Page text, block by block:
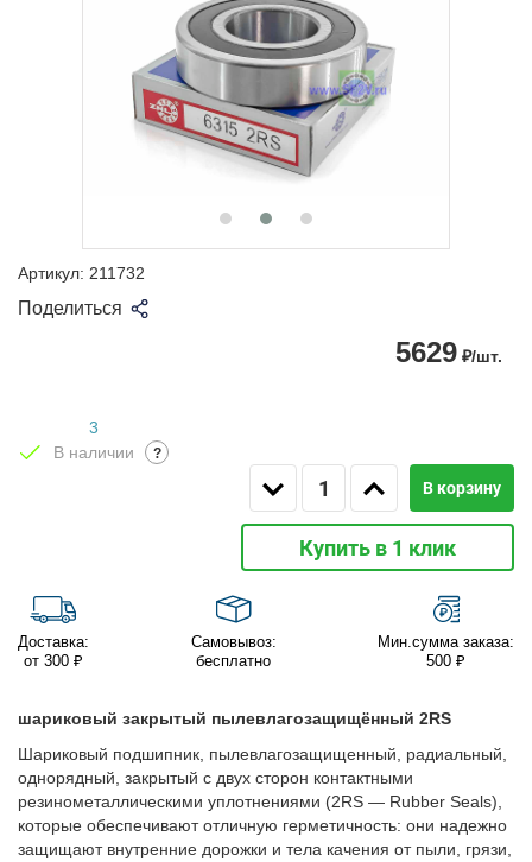
Артикул: 211732
Поделиться
5629 ₽/шт.
3
В наличии
?
В корзину
Купить в 1 клик
Доставка:
от 300 ₽
Самовывоз:
бесплатно
Мин.сумма заказа:
500 ₽
шариковый закрытый пылевлагозащищённый 2RS
Шариковый подшипник, пылевлагозащищенный, радиальный,
однорядный, закрытый с двух сторон контактными
резинометаллическими уплотнениями (2RS — Rubber Seals),
которые обеспечивают отличную герметичность: они надежно
защищают внутренние дорожки и тела качения от пыли, грязи,